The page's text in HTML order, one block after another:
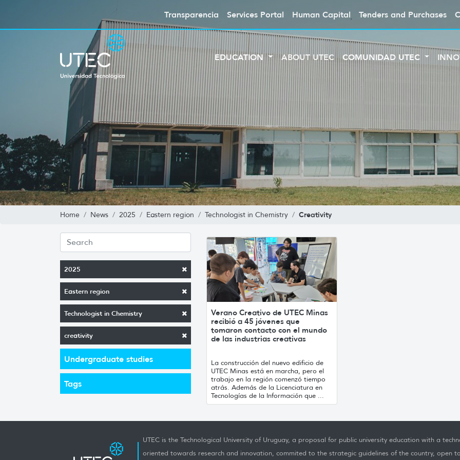
Transparencia Services Portal Human Capital Tenders and Purchases
EDUCATION ABOUT UTEC COMUNIDAD UTEC
Home News 2025 Eastern region Technologist in Chemistry Creativity
2025
Eastern region
Technologist in Chemistry
creativity
Undergraduate studies
Tags
Verano Creativo de UTEC Minas
recibió a 45 jóvenes que
tomaron contacto con el mundo
de las industrias creativas
La construcción del nuevo edificio de
UTEC Minas está en marcha, pero el
trabajo en la región comenzó tiempo
atrás. Además de la Licenciatura en
Tecnologías de la Información que ...
UTEC is the Technological University of Uruguay, a proposal for public university education with a
oriented towards research and innovation, commited to the strategic guidelines of the country, open